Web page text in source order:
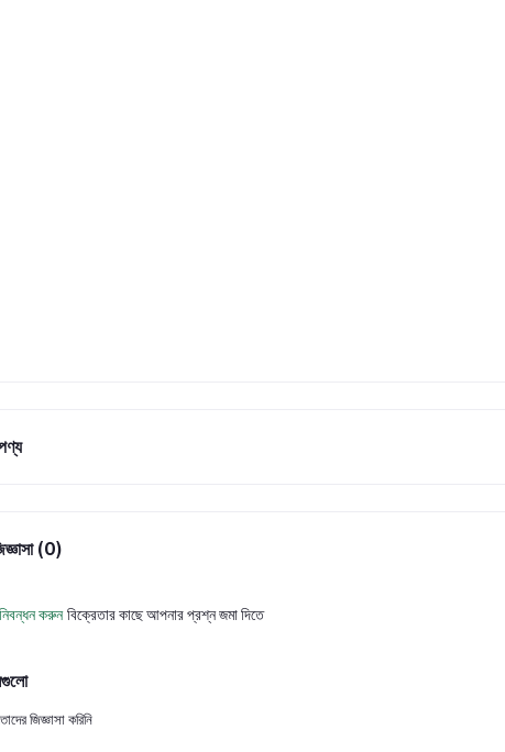
(0)
নিবন্ধন করুন বিক্রেতার কাছে আপনার প্রশ্ন জমা দিতে
জিজ্ঞাসা করিনি